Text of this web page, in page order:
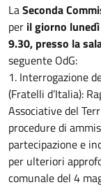
LaSeconda
per il giorno
9.30, presso la
seguente OdG:
1. Interrogazione
(Fratelli d’Italia):
Associative del
procedure di
partecipazione e
per ulteriori
comunale del 4